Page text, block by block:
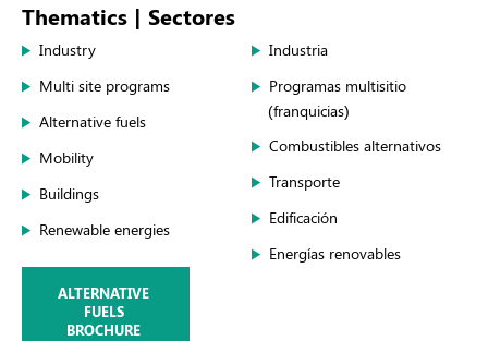
Thematics | Sectores
Industry
Multi site programs
Alternative fuels
Mobility
Buildings
Renewable energies
Industria
Programas multisitio
(franquicias)
Combustibles alternativos
Transporte
Edificación
Energías renovables
ALTERNATIVE
FUELS
BROCHURE